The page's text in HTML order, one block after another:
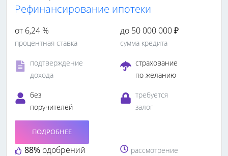
Рефинансирование ипотеки
от 6,24 %
процентная ставка
до 50 000 000 ₽
сумма кредита
подтверждение
дохода
страхование
по желанию
без
поручителей
требуется
залог
88% одобрений
ПОДРОБНЕЕ
рассмотрение